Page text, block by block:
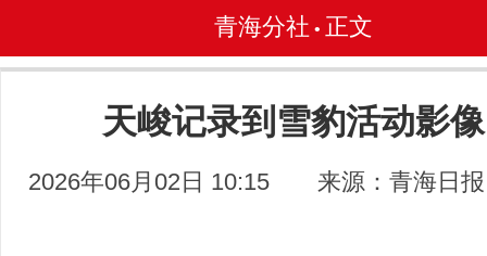
青海分社 • 正文
天峻记录到雪豹活动影像
2026年06月02日 10:15 来源：青海日报